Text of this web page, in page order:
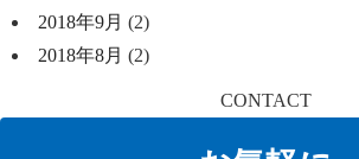
2018年9月 (2)
2018年8月 (2)
CONTACT